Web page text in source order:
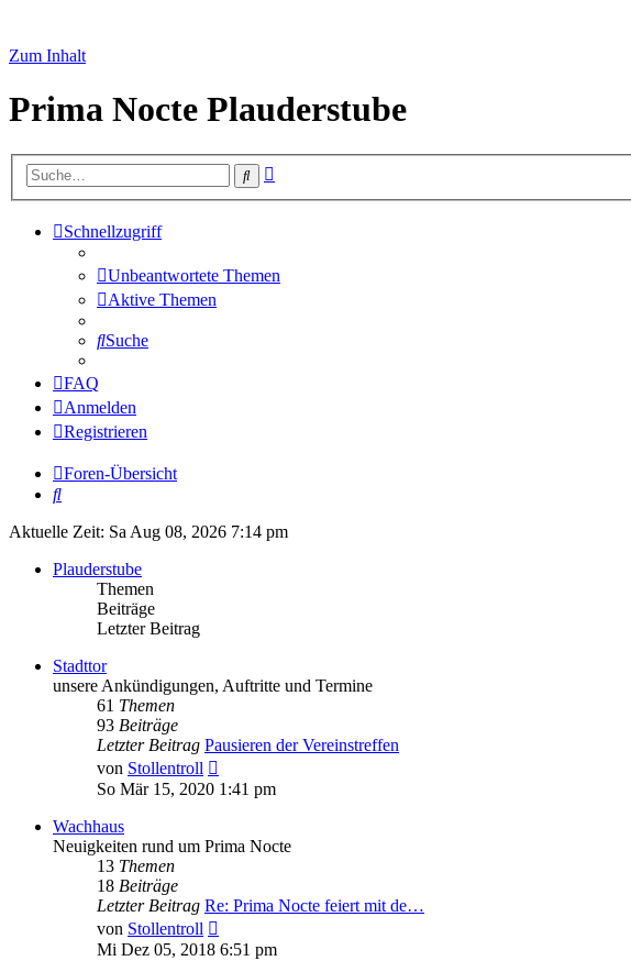
Zum Inhalt
Prima Nocte Plauderstube
Suche
Schnellzugriff
Unbeantwortete Themen
Aktive Themen
Suche
FAQ
Anmelden
Registrieren
Foren-Übersicht
Suche
Aktuelle Zeit: Sa Aug 08, 2026 7:14 pm
Plauderstube
Themen
Beiträge
Letzter Beitrag
Stadttor
unsere Ankündigungen, Auftritte und Termine
61 Themen
93 Beiträge
Letzter Beitrag Pausieren der Vereinstreffen
von Stollentroll
Beitrag
So Mär 15, 2020 1:41 pm
Wachhaus
Neuigkeiten rund um Prima Nocte
13 Themen
18 Beiträge
Letzter Beitrag Re: Prima Nocte feiert mit de…
von Stollentroll
Beitrag
Mi Dez 05, 2018 6:51 pm